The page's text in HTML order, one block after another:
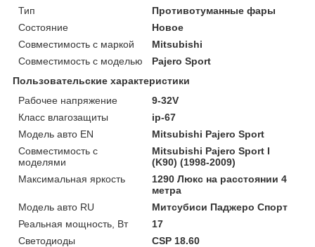
Тип
Противотуманные фары
Состояние
Новое
Совместимость с маркой
Mitsubishi
Совместимость с моделью
Pajero Sport
Пользовательские характеристики
Рабочее напряжение
9-32V
Класс влагозащиты
ip-67
Модель авто EN
Mitsubishi Pajero Sport
Совместимость с
моделями
Mitsubishi Pajero Sport I
(K90) (1998-2009)
Максимальная яркость
1290 Люкс на расстоянии 4
метра
Модель авто RU
Митсубиси Паджеро Спорт
Реальная мощность, Вт
17
Светодиоды
CSP 18.60